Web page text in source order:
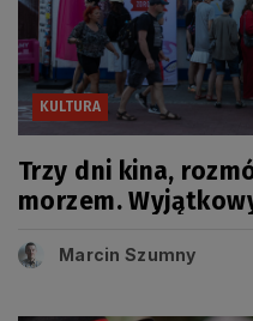
KULTURA
Trzy dni kina,
morzem.
Marcin Szumny